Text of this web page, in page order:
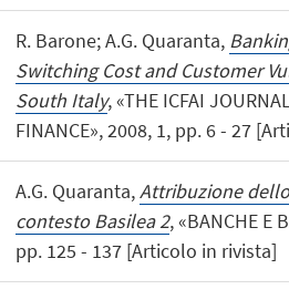
R. Barone; A.G. Quaranta,
Switching Cost and Customer
South Italy, «THE ICFAI
FINANCE», 2008, 1, pp. 6 - 27
A.G. Quaranta,Attribuzione
contesto Basilea 2, «BANCHE E
pp. 125 - 137 [Articolo in rivista]